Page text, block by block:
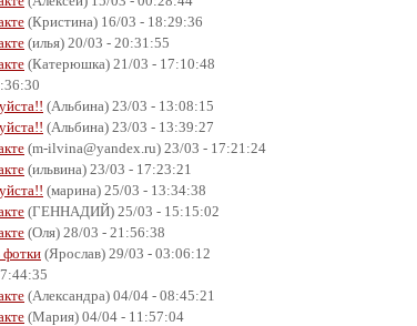
(Кристина) 16/03 - 18:29:36
(илья) 20/03 - 20:31:55
(Катерюшка) 21/03 - 17:10:48
(Альбина) 23/03 - 13:08:15
(Альбина) 23/03 - 13:39:27
(m-ilvina@yandex.ru) 23/03 - 17:21:24
(ильвина) 23/03 - 17:23:21
(марина) 25/03 - 13:34:38
(ГЕННАДИЙ) 25/03 - 15:15:02
(Оля) 28/03 - 21:56:38
фотки (Ярослав) 29/03 - 03:06:12
(Александра) 04/04 - 08:45:21
(Мария) 04/04 - 11:57:04